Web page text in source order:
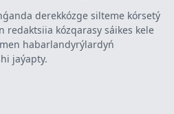
derekkózge silteme kórsetý
kózqarasy sáikes kele
habarlandyrýlardyń
jaýapty.